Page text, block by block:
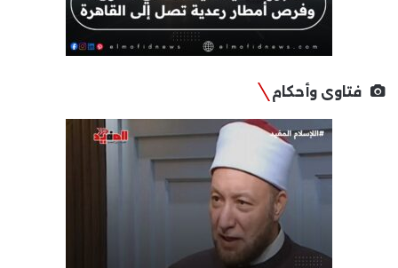
فتاوى وأحكام